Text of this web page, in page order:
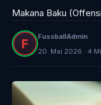
Makana Baku
FussballAdmin
20. Mai 2026 · 4